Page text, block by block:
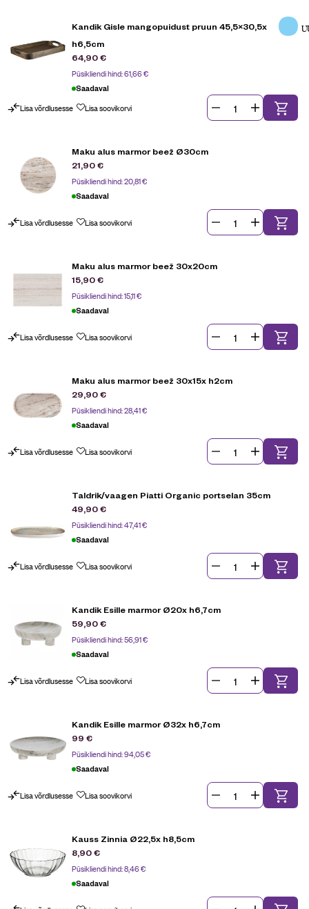
Kandik Gisle mangopuidust pruun 45,5×30,5x
h6,5cm
64,90€
Püsikliendi hind:61,66€
Saadaval
Lisa võrdlusesse Lisa soovikorvi
Maku alus marmor beež Ø30cm
21,90€
Püsikliendi hind:20,81€
Saadaval
Lisa võrdlusesse Lisa soovikorvi
Maku alus marmor beež 30x20cm
15,90€
Püsikliendi hind:15,11€
Saadaval
Lisa võrdlusesse Lisa soovikorvi
Maku alus marmor beež 30x15x h2cm
29,90€
Püsikliendi hind:28,41€
Saadaval
Lisa võrdlusesse Lisa soovikorvi
Taldrik/vaagen Piatti Organic portselan 35cm
49,90€
Püsikliendi hind:47,41€
Saadaval
Lisa võrdlusesse Lisa soovikorvi
Kandik Esille marmor Ø20x h6,7cm
59,90€
Püsikliendi hind:56,91€
Saadaval
Lisa võrdlusesse Lisa soovikorvi
Kandik Esille marmor Ø32x h6,7cm
99 €
Püsikliendi hind:94,05€
Saadaval
Lisa võrdlusesse Lisa soovikorvi
Kauss Zinnia Ø22,5x h8,5cm
8,90€
Püsikliendi hind:8,46€
Saadaval